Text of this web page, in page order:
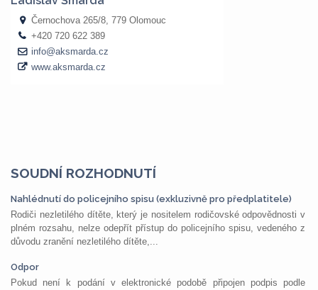
SOUDNÍ ROZHODNUTÍ
Nahlédnutí do policejního spisu (exkluzivně pro předplatitele)
Rodiči nezletilého dítěte, který je nositelem rodičovské odpovědnosti v
plném rozsahu, nelze odepřít přístup do policejního spisu, vedeného z
důvodu zranění nezletilého dítěte,...
Odpor
Pokud není k podání v elektronické podobě připojen podpis podle